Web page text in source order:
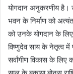
योगदान अनुकरणीय है।
भवन के निर्माण को
को उनके योगदान के लिए
विष्णुदेव साय के नेतृत्व में
सर्वांगीण विकास के लिए